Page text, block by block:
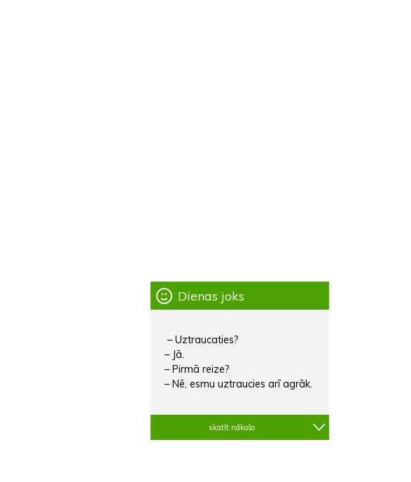
Dienas joks
– Uztraucaties?
– Jā.
– Pirmā reize?
– Nē, esmu uztraucies arī agrāk.
skatīt nākošo